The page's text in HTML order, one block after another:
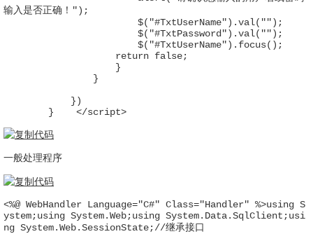
输入是否正确！");
$("#TxtUserName").val("");
$("#TxtPassword").val("");
$("#TxtUserName").focus();
return false;
}
}
})
}    </script>
一般处理程序
<%@ WebHandler Language="C#" Class="Handler" %>using S
ystem;using System.Web;using System.Data.SqlClient;usi
ng System.Web.SessionState;//继承接口